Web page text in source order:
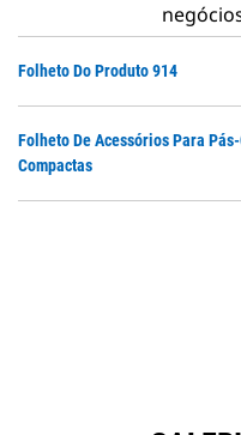
Folheto Do Produto 914
Folheto De Acessórios Para
Compactas